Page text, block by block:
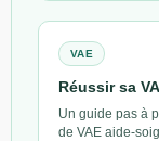
VAE
Réussir sa
Un guide pas à
de VAE aide-